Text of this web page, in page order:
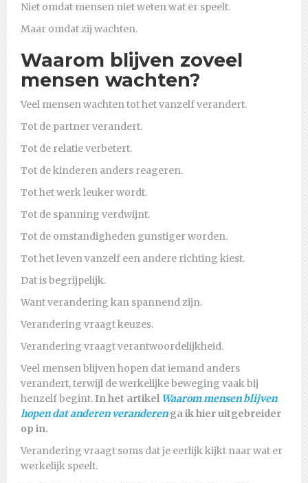
Niet omdat mensen niet weten wat er speelt.
Maar omdat zij wachten.
Waarom blijven zoveel
mensen wachten?
Veel mensen wachten tot het vanzelf verandert.
Tot de partner verandert.
Tot de relatie verbetert.
Tot de kinderen anders reageren.
Tot het werk leuker wordt.
Tot de spanning verdwijnt.
Tot de omstandigheden gunstiger worden.
Tot het leven vanzelf een andere richting kiest.
Dat is begrijpelijk.
Want verandering kan spannend zijn.
Verandering vraagt keuzes.
Verandering vraagt verantwoordelijkheid.
Veel mensen blijven hopen dat iemand anders
verandert, terwijl de werkelijke beweging vaak bij
henzelf begint. In het artikel Waarom mensen blijven
hopen dat anderen veranderenga ik hier uitgebreider
op in.
Verandering vraagt soms dat je eerlijk kijkt naar wat er
werkelijk speelt.